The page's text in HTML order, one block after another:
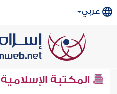
عربي
المكتبة الإسلامية